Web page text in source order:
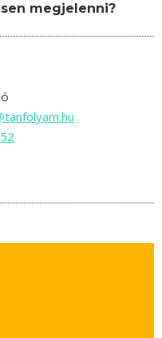
megjelenni?